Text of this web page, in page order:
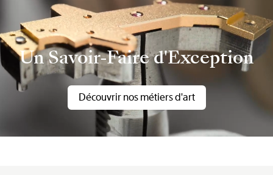
Un Savoir-Faire d'Exception
Découvrir nos métiers d'art